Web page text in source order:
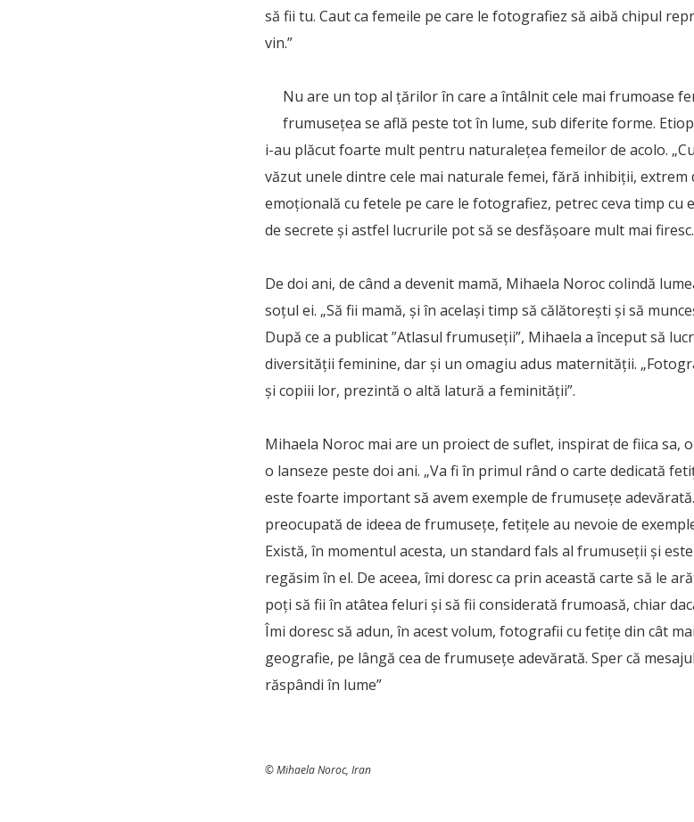
să fii tu. Caut ca femeile pe care le fotografiez să aibă chipul
vin.”
Nu are un top al ţărilor în care a întâlnit cele mai frumoase
frumuseţea se află peste tot în lume, sub diferite forme.
i-au plăcut foarte mult pentru naturaleţea femeilor de acolo.
văzut unele dintre cele mai naturale femei, fără inhibiţii, extrem
emoţională cu fetele pe care le fotografiez, petrec ceva timp cu
de secrete şi astfel lucrurile pot să se desfăşoare mult mai
De doi ani, de când a devenit mamă, Mihaela Noroc colindă
soțul ei. „Să fii mamă, şi în acelaşi timp să călătoreşti şi să
După ce a publicat ”Atlasul frumuseții”, Mihaela a început să
diversității feminine, dar și un omagiu adus maternității.
și copiii lor, prezintă o altă latură a feminității”.
Mihaela Noroc mai are un proiect de suflet, inspirat de fiica sa,
o lanseze peste doi ani. „Va fi în primul rând o carte dedicată
este foarte important să avem exemple de frumusețe
preocupată de ideea de frumusețe, fetițele au nevoie de
Există, în momentul acesta, un standard fals al frumuseţii şi
regăsim în el. De aceea, îmi doresc ca prin această carte să le
poți să fii în atâtea feluri și să fii considerată frumoasă, chiar
Îmi doresc să adun, în acest volum, fotografii cu fetițe din cât
geografie, pe lângă cea de frumusețe adevărată. Sper că
răspândi în lume”
©️ Mihaela Noroc, Iran